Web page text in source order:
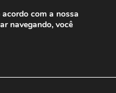
Área do Assinante
com a nossa
navegando, você